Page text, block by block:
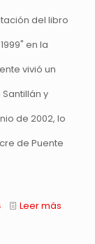
del libro
en la
vivió un
y
de 2002, lo
de Puente
Leer más